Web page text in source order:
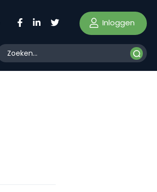
Inloggen